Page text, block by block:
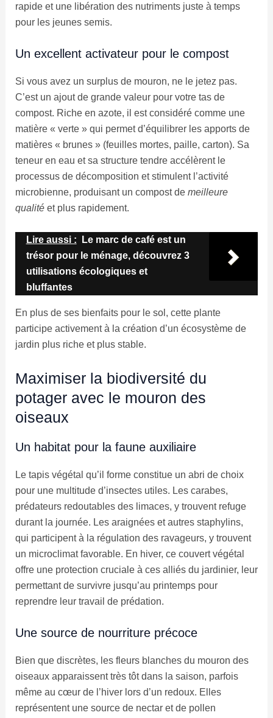
rapide et une libération des nutriments juste à temps
pour les jeunes semis.
Un excellent activateur pour le compost
Si vous avez un surplus de mouron, ne le jetez pas.
C’est un ajout de grande valeur pour votre tas de
compost. Riche en azote, il est considéré comme une
matière « verte » qui permet d’équilibrer les apports de
matières « brunes » (feuilles mortes, paille, carton). Sa
teneur en eau et sa structure tendre accélèrent le
processus de décomposition et stimulent l’activité
microbienne, produisant un compost de meilleure
qualitéet plus rapidement.
Lire aussi :
Le marc de café est un
trésor pour le ménage, découvrez 3
utilisations écologiques et
bluffantes
En plus de ses bienfaits pour le sol, cette plante
participe activement à la création d’un écosystème de
jardin plus riche et plus stable.
Maximiser la biodiversité du
potager avec le mouron des
oiseaux
Un habitat pour la faune auxiliaire
Le tapis végétal qu’il forme constitue un abri de choix
pour une multitude d’insectes utiles. Les carabes,
prédateurs redoutables des limaces, y trouvent refuge
durant la journée. Les araignées et autres staphylins,
qui participent à la régulation des ravageurs, y trouvent
un microclimat favorable. En hiver, ce couvert végétal
offre une protection cruciale à ces alliés du jardinier, leur
permettant de survivre jusqu’au printemps pour
reprendre leur travail de prédation.
Une source de nourriture précoce
Bien que discrètes, les fleurs blanches du mouron des
oiseaux apparaissent très tôt dans la saison, parfois
même au cœur de l’hiver lors d’un redoux. Elles
représentent une source de nectar et de pollen